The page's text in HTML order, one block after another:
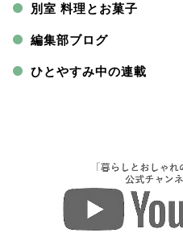
別室 料理とお菓子
編集部ブログ
ひとやすみ中の連載